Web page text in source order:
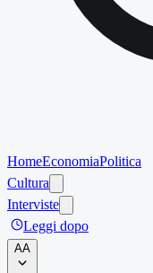
HomeEconomiaPolitica
Cultura
Interviste
Leggi dopo
AA